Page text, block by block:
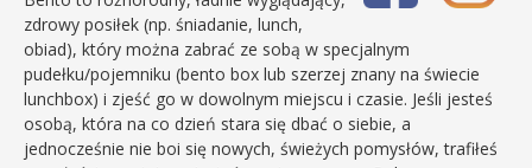
zdrowy posiłek (np. śniadanie, lunch,
obiad), który można zabrać ze sobą w specjalnym
pudełku/pojemniku (bento box lub szerzej znany na świecie
lunchbox) i zjeść go w dowolnym miejscu i czasie. Jeśli jesteś
osobą, która na co dzień stara się dbać o siebie, a
jednocześnie nie boi się nowych, świeżych pomysłów, trafiłeś